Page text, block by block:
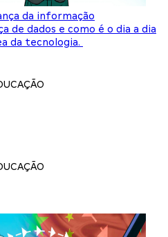
da informação
de dados e como é o dia a dia
da tecnologia.